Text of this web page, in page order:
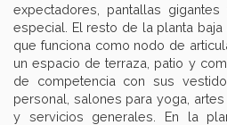
expectadores, pantallas
especial. El resto de la planta
que funciona como nodo de
un espacio de terraza, patio y
de competencia con sus
personal, salones para yoga,
y servicios generales. En la